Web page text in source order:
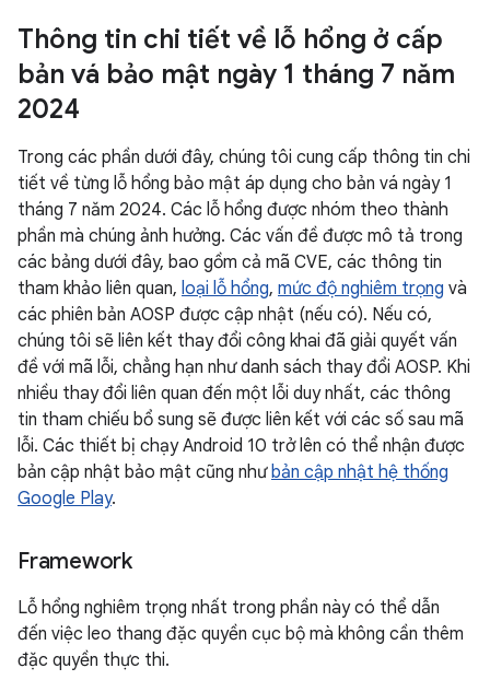
Thông tin chi tiết về lỗ hổng ở cấp
bản vá bảo mật ngày 1 tháng 7 năm
2024
Trong các phần dưới đây, chúng tôi cung cấp thông tin chi
tiết về từng lỗ hổng bảo mật áp dụng cho bản vá ngày 1
tháng 7 năm 2024. Các lỗ hổng được nhóm theo thành
phần mà chúng ảnh hưởng. Các vấn đề được mô tả trong
các bảng dưới đây, bao gồm cả mã CVE, các thông tin
tham khảo liên quan, loại lỗ hổng, mức độ nghiêm trọng và
các phiên bản AOSP được cập nhật (nếu có). Nếu có,
chúng tôi sẽ liên kết thay đổi công khai đã giải quyết vấn
đề với mã lỗi, chẳng hạn như danh sách thay đổi AOSP. Khi
nhiều thay đổi liên quan đến một lỗi duy nhất, các thông
tin tham chiếu bổ sung sẽ được liên kết với các số sau mã
lỗi. Các thiết bị chạy Android 10 trở lên có thể nhận được
bản cập nhật bảo mật cũng nhưbản cập nhật hệ thống
Google Play.
Framework
Lỗ hổng nghiêm trọng nhất trong phần này có thể dẫn
đến việc leo thang đặc quyền cục bộ mà không cần thêm
đặc quyền thực thi.